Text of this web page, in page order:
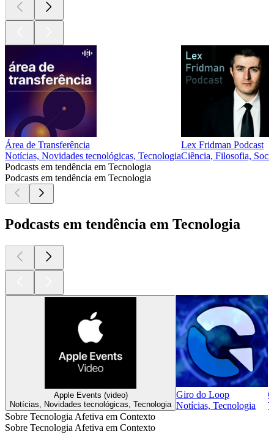
Área de Transferência
Notícias, Novidades tecnológicas, Tecnologia
Lex Fridman Podcast
Ciência, Filosofia,
Podcasts em tendência em Tecnologia
Podcasts em tendência em Tecnologia
Podcasts em tendência em Tecnologia
Apple Events (video)
Notícias, Novidades tecnológicas, Tecnologia
Giro do Loop
Notícias, Tecnologia
Sobre Tecnologia Afetiva em Contexto
Sobre Tecnologia Afetiva em Contexto